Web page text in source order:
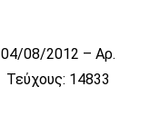
04/08/2012 – Αρ.
Τεύχους: 14833